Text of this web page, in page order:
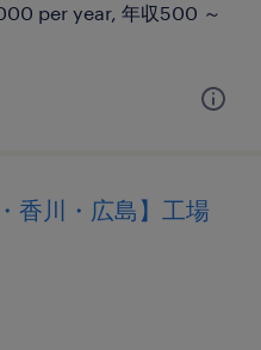
per year, 年収500 ～
香川・広島】工場